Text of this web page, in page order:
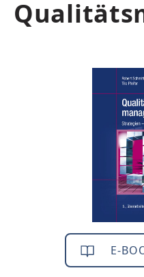
Bildergalerie
E-